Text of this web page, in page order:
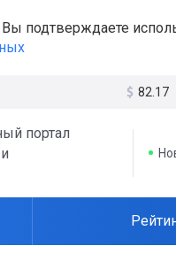
подтверждаете
82.17
портал